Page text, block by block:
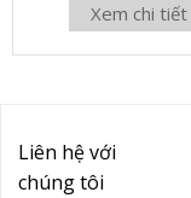
Xem chi tiết
Liên hệ với
chúng tôi